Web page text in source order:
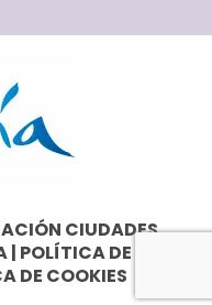
CIUDADES
| POLÍTICA DE
DE COOKIES